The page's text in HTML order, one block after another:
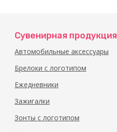
Сувенирная продукция
Автомобильные аксессуары
Брелоки с логотипом
Ежедневники
Зажигалки
Зонты с логотипом